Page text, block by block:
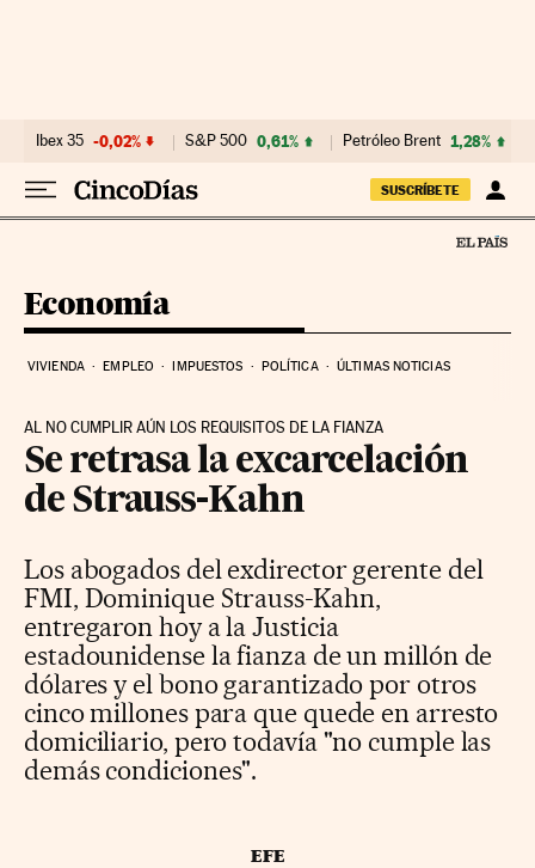
Ibex 35 -0,02% S&P 500 0,61% Petróleo Brent 1,28%
SUSCRÍBETE
Economía
VIVIENDA EMPLEO IMPUESTOS POLÍTICA ÚLTIMAS NOTICIAS
AL NO CUMPLIR AÚN LOS REQUISITOS DE LA FIANZA
Se retrasa la excarcelación
de Strauss-Kahn
Los abogados del exdirector gerente del
FMI, Dominique Strauss-Kahn,
entregaron hoy a la Justicia
estadounidense la fianza de un millón de
dólares y el bono garantizado por otros
cinco millones para que quede en arresto
domiciliario, pero todavía "no cumple las
demás condiciones".
EFE